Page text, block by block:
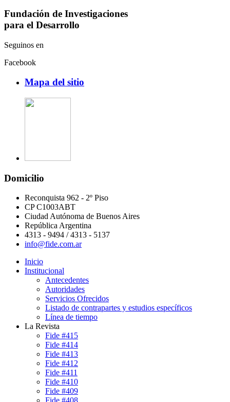
Fundación de Investigaciones
para el Desarrollo
Seguinos en
Facebook
Mapa del sitio
Domicilio
Reconquista 962 - 2º Piso
CP C1003ABT
Ciudad Autónoma de Buenos Aires
República Argentina
4313 - 9494 / 4313 - 5137
info@fide.com.ar
Inicio
Institucional
Antecedentes
Autoridades
Servicios Ofrecidos
Listado de contrapartes y estudios específicos
Línea de tiempo
La Revista
Fide #415
Fide #414
Fide #413
Fide #412
Fide #411
Fide #410
Fide #409